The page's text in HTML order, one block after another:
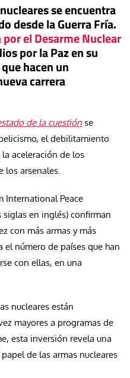
se encuentra
desde la Guerra Fría.
el Desarme Nuclear
por la Paz en su
hacen un
carrera
de la cuestión se
el debilitamiento
aceleración de los
los arsenales.
International Peace
siglas en inglés) confirman
con más armas y más
número de países que han
con ellas, en una
nucleares están
mayores a programas de
esta inversión revela una
de las armas nucleares